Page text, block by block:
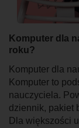
Komputer dla
roku?
Komputer dla
Komputer to
nauczyciela.
dziennik, pakiet
Dla większości